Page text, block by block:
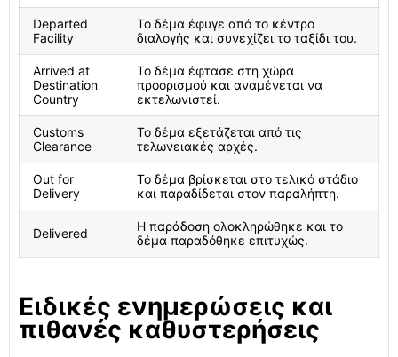
Departed
Facility
Το δέμα έφυγε από το κέντρο
διαλογής και συνεχίζει το ταξίδι του.
Arrived at
Destination
Country
Το δέμα έφτασε στη χώρα
προορισμού και αναμένεται να
εκτελωνιστεί.
Customs
Clearance
Το δέμα εξετάζεται από τις
τελωνειακές αρχές.
Out for
Delivery
Το δέμα βρίσκεται στο τελικό στάδιο
και παραδίδεται στον παραλήπτη.
Delivered
Η παράδοση ολοκληρώθηκε και το
δέμα παραδόθηκε επιτυχώς.
Ειδικές ενημερώσεις και
πιθανές καθυστερήσεις